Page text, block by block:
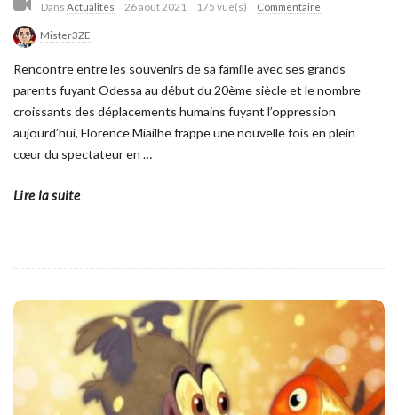
Dans Actualités 26 août 2021 175 vue(s) Commentaire
Mister3ZE
Rencontre entre les souvenirs de sa famille avec ses grands
parents fuyant Odessa au début du 20ème siècle et le nombre
croissants des déplacements humains fuyant l’oppression
aujourd’hui, Florence Miailhe frappe une nouvelle fois en plein
cœur du spectateur en …
Lire la suite